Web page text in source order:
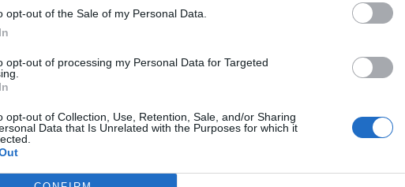
opt-out of the Sale of my Personal Data.
opt-out of processing my Personal Data for Targeted
opt-out of Collection, Use, Retention, Sale, and/or Sharing
Data that Is Unrelated with the Purposes for which it
cuando creemos que ocurre. Ocurre
en una sala de espera,
reloj en una reunión que parece no
que ese tiempo no cuenta, que la vida
ahí donde se va quedando, como tiempo
esos momentos. A considerarlos un
importante y lo verdaderamente nuestro.